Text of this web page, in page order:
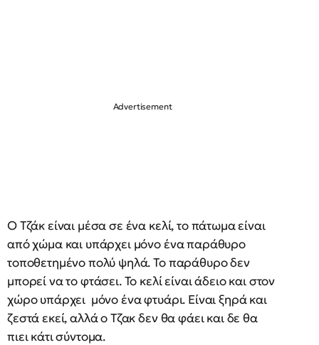
Ο Τζάκ είναι μέσα σε ένα κελί, το πάτωμα είναι
από χώμα και υπάρχει μόνο ένα παράθυρο
τοποθετημένο πολύ ψηλά. Το παράθυρο δεν
μπορεί να το φτάσει. Το κελί είναι άδειο και στον
χώρο υπάρχει μόνο ένα φτυάρι. Είναι ξηρά και
ζεστά εκεί, αλλά ο Τζακ δεν θα φάει και δε θα
πιει κάτι σύντομα.